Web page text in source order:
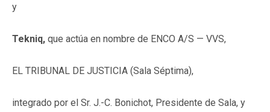
y
Tekniq, que actúa en nombre de ENCO A/S — VVS,
EL TRIBUNAL DE JUSTICIA (Sala Séptima),
integrado por el Sr. J.-C. Bonichot, Presidente de Sala, y